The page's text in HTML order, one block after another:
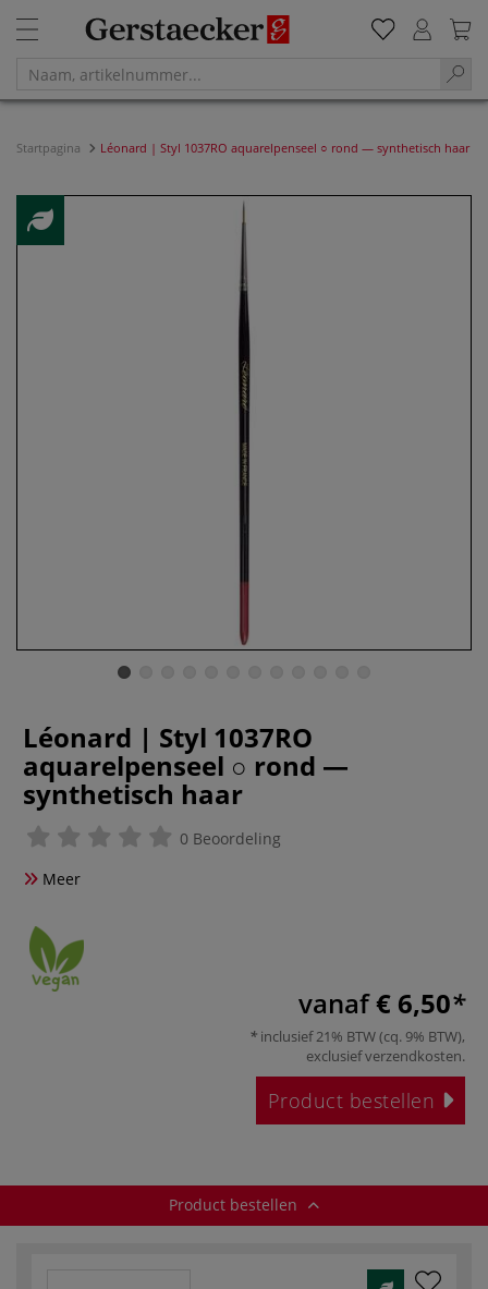
Startpagina Léonard | Styl 1037RO aquarelpenseel ○ rond — synthetisch haar
Léonard | Styl 1037RO
aquarelpenseel ○ rond —
synthetisch haar
0 Beoordeling
Meer
vanaf€ 6,50
inclusief 21% BTW (cq. 9% BTW),
exclusiefverzendkosten.
Product bestellen
Product bestellen